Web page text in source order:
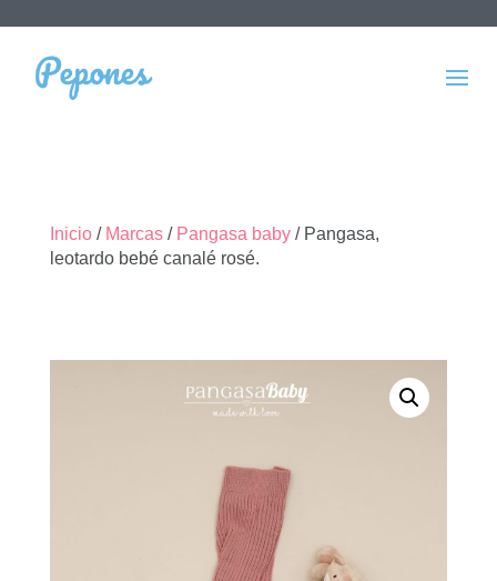
Inicio/ Marcas/ Pangasa baby/ Pangasa,
leotardo bebé canalé rosé.